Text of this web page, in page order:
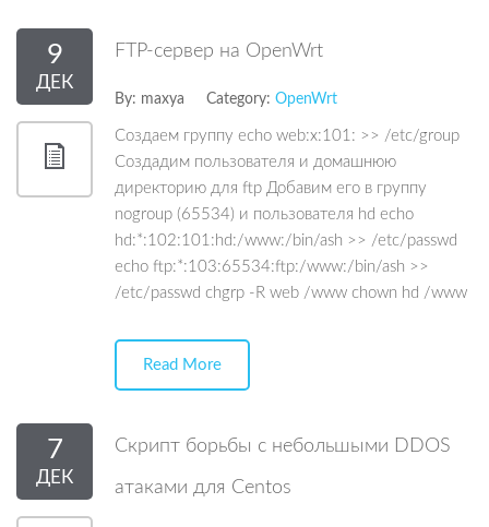
9
ДЕК
FTP-сервер на OpenWrt
By: maxya Category: OpenWrt
Создаем группу echo web:x:101: >> /etc/group
Создадим пользователя и домашнюю
директорию для ftp Добавим его в группу
nogroup (65534) и пользователя hd echo
hd:*:102:101:hd:/www:/bin/ash >> /etc/passwd
echo ftp:*:103:65534:ftp:/www:/bin/ash >>
/etc/passwd chgrp -R web /www chown hd /www
Read More
7
ДЕК
Скрипт борьбы с небольшыми DDOS
атаками для Centos